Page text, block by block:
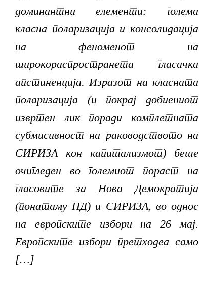
доминантни елементи: голема
класна поларизација и консолидација
на феноменот на
широкораспространета гласачка
апстиненција. Изразот на класната
поларизација (и покрај добиениот
извртен лик поради комплетната
субмисивност на раководството на
СИРИЗА кон капитализмот) беше
очигледен во големиот пораст на
гласовите за Нова Демократија
(понатаму НД) и СИРИЗА, во однос
на европските избори на 26 мај.
Европските избори претходеа само
[…]